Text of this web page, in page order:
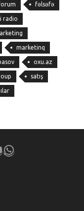
fəlsəfə
radio
marketinq
oxu.az
satış
WhatsApp